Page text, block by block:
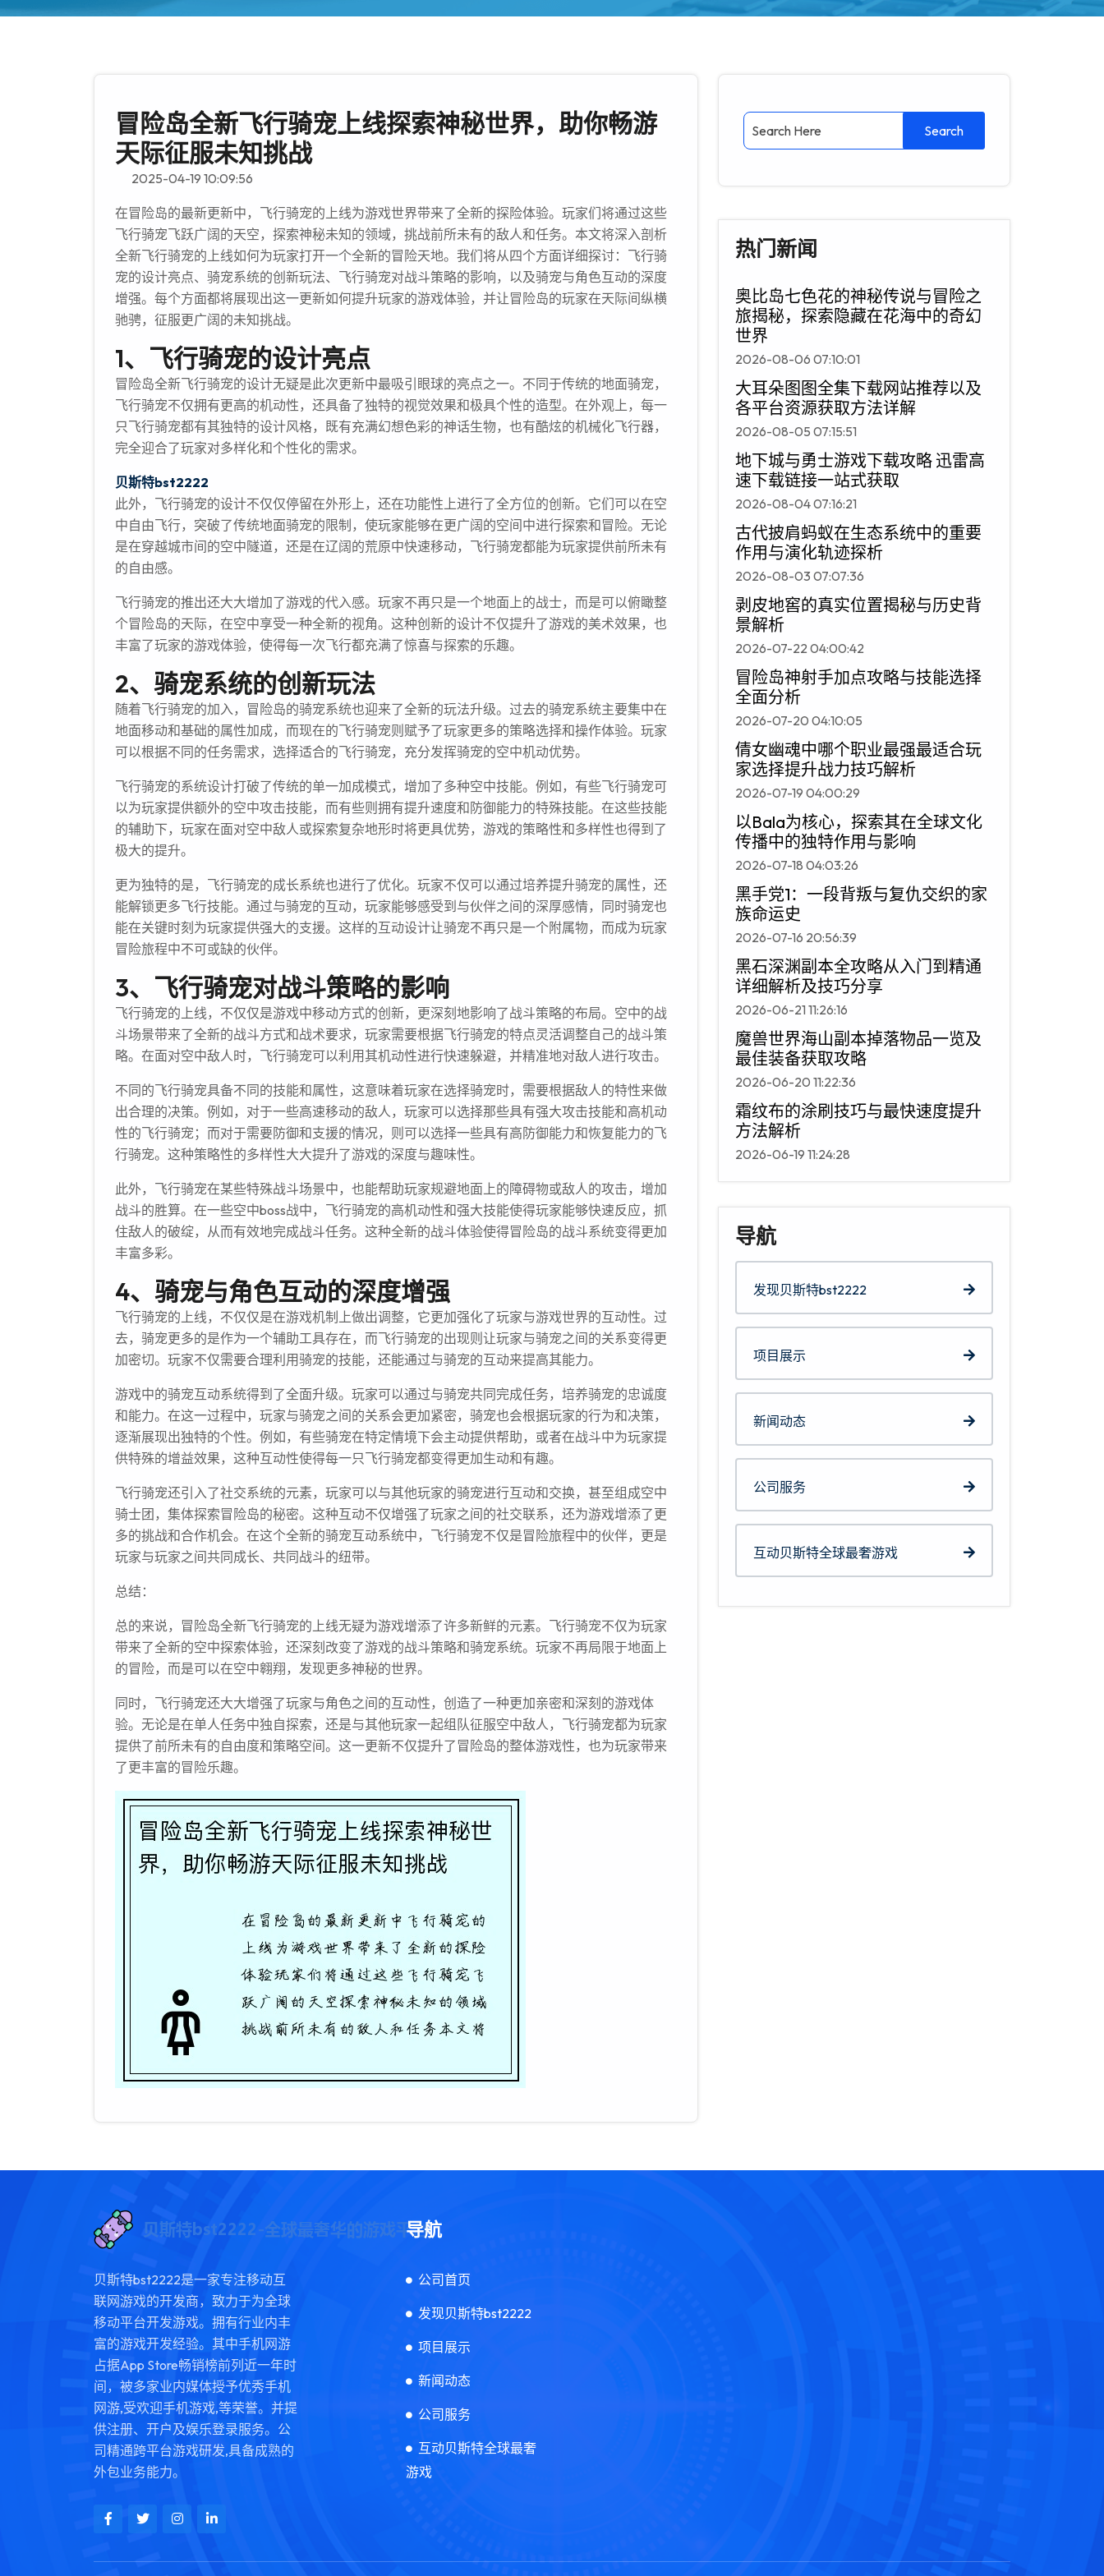
冒险岛全新飞行骑宠上线探索神秘世界，助你畅游
天际征服未知挑战
2025-04-19 10:09:56
在冒险岛的最新更新中，飞行骑宠的上线为游戏世界带来了全新的探险体验。玩家们将通过这些
飞行骑宠飞跃广阔的天空，探索神秘未知的领域，挑战前所未有的敌人和任务。本文将深入剖析
全新飞行骑宠的上线如何为玩家打开一个全新的冒险天地。我们将从四个方面详细探讨：飞行骑
宠的设计亮点、骑宠系统的创新玩法、飞行骑宠对战斗策略的影响，以及骑宠与角色互动的深度
增强。每个方面都将展现出这一更新如何提升玩家的游戏体验，并让冒险岛的玩家在天际间纵横
驰骋，征服更广阔的未知挑战。
1、飞行骑宠的设计亮点
冒险岛全新飞行骑宠的设计无疑是此次更新中最吸引眼球的亮点之一。不同于传统的地面骑宠，
飞行骑宠不仅拥有更高的机动性，还具备了独特的视觉效果和极具个性的造型。在外观上，每一
只飞行骑宠都有其独特的设计风格，既有充满幻想色彩的神话生物，也有酷炫的机械化飞行器，
完全迎合了玩家对多样化和个性化的需求。
贝斯特bst2222
此外，飞行骑宠的设计不仅仅停留在外形上，还在功能性上进行了全方位的创新。它们可以在空
中自由飞行，突破了传统地面骑宠的限制，使玩家能够在更广阔的空间中进行探索和冒险。无论
是在穿越城市间的空中隧道，还是在辽阔的荒原中快速移动，飞行骑宠都能为玩家提供前所未有
的自由感。
飞行骑宠的推出还大大增加了游戏的代入感。玩家不再只是一个地面上的战士，而是可以俯瞰整
个冒险岛的天际，在空中享受一种全新的视角。这种创新的设计不仅提升了游戏的美术效果，也
丰富了玩家的游戏体验，使得每一次飞行都充满了惊喜与探索的乐趣。
2、骑宠系统的创新玩法
随着飞行骑宠的加入，冒险岛的骑宠系统也迎来了全新的玩法升级。过去的骑宠系统主要集中在
地面移动和基础的属性加成，而现在的飞行骑宠则赋予了玩家更多的策略选择和操作体验。玩家
可以根据不同的任务需求，选择适合的飞行骑宠，充分发挥骑宠的空中机动优势。
飞行骑宠的系统设计打破了传统的单一加成模式，增加了多种空中技能。例如，有些飞行骑宠可
以为玩家提供额外的空中攻击技能，而有些则拥有提升速度和防御能力的特殊技能。在这些技能
的辅助下，玩家在面对空中敌人或探索复杂地形时将更具优势，游戏的策略性和多样性也得到了
极大的提升。
更为独特的是，飞行骑宠的成长系统也进行了优化。玩家不仅可以通过培养提升骑宠的属性，还
能解锁更多飞行技能。通过与骑宠的互动，玩家能够感受到与伙伴之间的深厚感情，同时骑宠也
能在关键时刻为玩家提供强大的支援。这样的互动设计让骑宠不再只是一个附属物，而成为玩家
冒险旅程中不可或缺的伙伴。
3、飞行骑宠对战斗策略的影响
飞行骑宠的上线，不仅仅是游戏中移动方式的创新，更深刻地影响了战斗策略的布局。空中的战
斗场景带来了全新的战斗方式和战术要求，玩家需要根据飞行骑宠的特点灵活调整自己的战斗策
略。在面对空中敌人时，飞行骑宠可以利用其机动性进行快速躲避，并精准地对敌人进行攻击。
不同的飞行骑宠具备不同的技能和属性，这意味着玩家在选择骑宠时，需要根据敌人的特性来做
出合理的决策。例如，对于一些高速移动的敌人，玩家可以选择那些具有强大攻击技能和高机动
性的飞行骑宠；而对于需要防御和支援的情况，则可以选择一些具有高防御能力和恢复能力的飞
行骑宠。这种策略性的多样性大大提升了游戏的深度与趣味性。
此外，飞行骑宠在某些特殊战斗场景中，也能帮助玩家规避地面上的障碍物或敌人的攻击，增加
战斗的胜算。在一些空中boss战中，飞行骑宠的高机动性和强大技能使得玩家能够快速反应，抓
住敌人的破绽，从而有效地完成战斗任务。这种全新的战斗体验使得冒险岛的战斗系统变得更加
丰富多彩。
4、骑宠与角色互动的深度增强
飞行骑宠的上线，不仅仅是在游戏机制上做出调整，它更加强化了玩家与游戏世界的互动性。过
去，骑宠更多的是作为一个辅助工具存在，而飞行骑宠的出现则让玩家与骑宠之间的关系变得更
加密切。玩家不仅需要合理利用骑宠的技能，还能通过与骑宠的互动来提高其能力。
游戏中的骑宠互动系统得到了全面升级。玩家可以通过与骑宠共同完成任务，培养骑宠的忠诚度
和能力。在这一过程中，玩家与骑宠之间的关系会更加紧密，骑宠也会根据玩家的行为和决策，
逐渐展现出独特的个性。例如，有些骑宠在特定情境下会主动提供帮助，或者在战斗中为玩家提
供特殊的增益效果，这种互动性使得每一只飞行骑宠都变得更加生动和有趣。
飞行骑宠还引入了社交系统的元素，玩家可以与其他玩家的骑宠进行互动和交换，甚至组成空中
骑士团，集体探索冒险岛的秘密。这种互动不仅增强了玩家之间的社交联系，还为游戏增添了更
多的挑战和合作机会。在这个全新的骑宠互动系统中，飞行骑宠不仅是冒险旅程中的伙伴，更是
玩家与玩家之间共同成长、共同战斗的纽带。
总结：
总的来说，冒险岛全新飞行骑宠的上线无疑为游戏增添了许多新鲜的元素。飞行骑宠不仅为玩家
带来了全新的空中探索体验，还深刻改变了游戏的战斗策略和骑宠系统。玩家不再局限于地面上
的冒险，而是可以在空中翱翔，发现更多神秘的世界。
同时，飞行骑宠还大大增强了玩家与角色之间的互动性，创造了一种更加亲密和深刻的游戏体
验。无论是在单人任务中独自探索，还是与其他玩家一起组队征服空中敌人，飞行骑宠都为玩家
提供了前所未有的自由度和策略空间。这一更新不仅提升了冒险岛的整体游戏性，也为玩家带来
了更丰富的冒险乐趣。
热门新闻
奥比岛七色花的神秘传说与冒险之
旅揭秘，探索隐藏在花海中的奇幻
世界
2026-08-06 07:10:01
大耳朵图图全集下载网站推荐以及
各平台资源获取方法详解
2026-08-05 07:15:51
地下城与勇士游戏下载攻略 迅雷高
速下载链接一站式获取
2026-08-04 07:16:21
古代披肩蚂蚁在生态系统中的重要
作用与演化轨迹探析
2026-08-03 07:07:36
剥皮地窖的真实位置揭秘与历史背
景解析
2026-07-22 04:00:42
冒险岛神射手加点攻略与技能选择
全面分析
2026-07-20 04:10:05
倩女幽魂中哪个职业最强最适合玩
家选择提升战力技巧解析
2026-07-19 04:00:29
以Bala为核心，探索其在全球文化
传播中的独特作用与影响
2026-07-18 04:03:26
黑手党1：一段背叛与复仇交织的家
族命运史
2026-07-16 20:56:39
黑石深渊副本全攻略从入门到精通
详细解析及技巧分享
2026-06-21 11:26:16
魔兽世界海山副本掉落物品一览及
最佳装备获取攻略
2026-06-20 11:22:36
霜纹布的涂刷技巧与最快速度提升
方法解析
2026-06-19 11:24:28
导航
发现贝斯特bst2222
项目展示
新闻动态
公司服务
互动贝斯特全球最奢游戏
贝斯特bst2222是一家专注移动互
联网游戏的开发商，致力于为全球
移动平台开发游戏。拥有行业内丰
富的游戏开发经验。其中手机网游
占据App Store畅销榜前列近一年时
间，被多家业内媒体授予优秀手机
网游,受欢迎手机游戏,等荣誉。并提
供注册、开户及娱乐登录服务。公
司精通跨平台游戏研发,具备成熟的
外包业务能力。
导航
公司首页
发现贝斯特bst2222
项目展示
新闻动态
公司服务
互动贝斯特全球最奢
游戏